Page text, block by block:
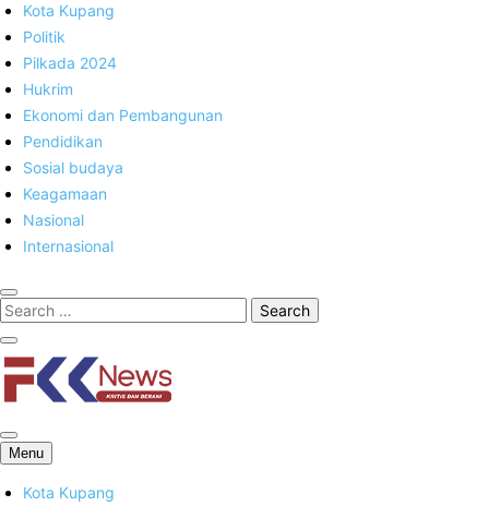
Kota Kupang
Politik
Pilkada 2024
Hukrim
Ekonomi dan Pembangunan
Pendidikan
Sosial budaya
Keagamaan
Nasional
Internasional
FKK News
Menu
Kota Kupang